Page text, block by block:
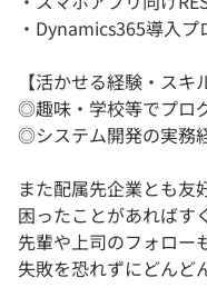
・Dynamics365導入
【活かせる経験・スキ
◎趣味・学校等でプロ
◎システム開発の実務
また配属先企業とも友
困ったことがあればす
先輩や上司のフォロー
失敗を恐れずにどんど